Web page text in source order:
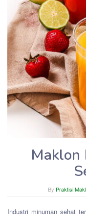
Maklon
By Praktisi
Industri minuman sehat